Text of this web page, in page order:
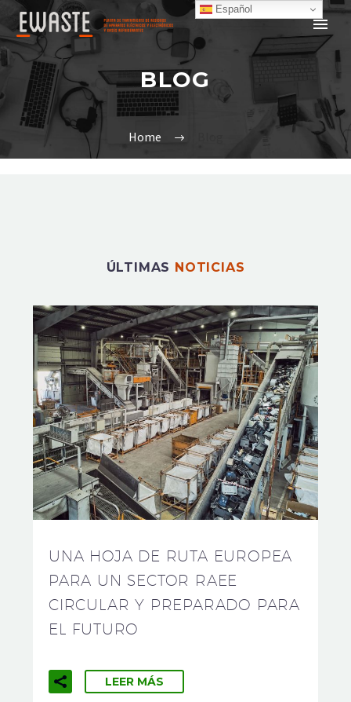
BLOG
Home
ÚLTIMAS NOTICIAS
UNA HOJA DE RUTA EUROPEA
PARA UN SECTOR RAEE
CIRCULAR Y PREPARADO PARA
EL FUTURO
LEER MÁS
Español